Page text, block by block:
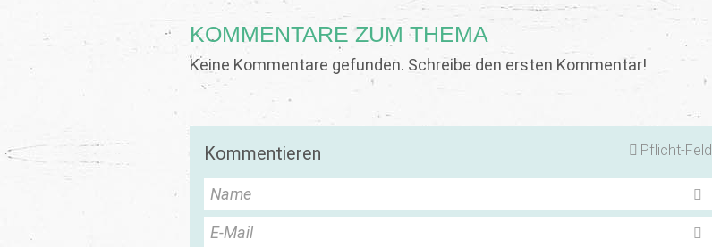
KOMMENTARE ZUM THEMA
Keine Kommentare gefunden. Schreibe den ersten Kommentar!
Pflicht-Feld
Kommentieren
Name
E-Mail